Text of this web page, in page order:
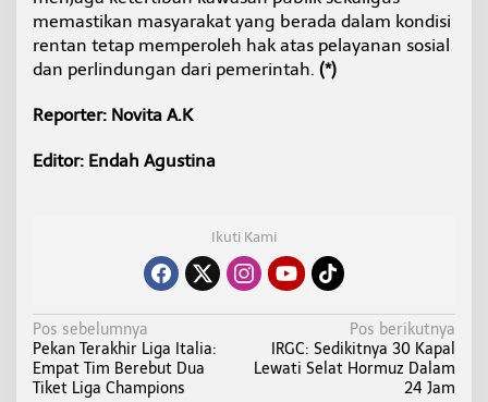
memastikan masyarakat yang berada dalam kondisi
rentan tetap memperoleh hak atas pelayanan sosial
dan perlindungan dari pemerintah. (*)
Reporter: Novita A.K
Editor: Endah Agustina
Ikuti Kami
N
a
v
Pos sebelumnya
Pekan Terakhir Liga Italia:
Empat Tim Berebut Dua
Tiket Liga Champions
Pos berikutnya
IRGC: Sedikitnya 30 Kapal
Lewati Selat Hormuz Dalam
24 Jam